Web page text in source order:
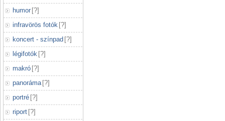
humor [?]
infravörös fotók [?]
koncert - színpad [?]
légifotók [?]
makró [?]
panoráma [?]
portré [?]
riport [?]